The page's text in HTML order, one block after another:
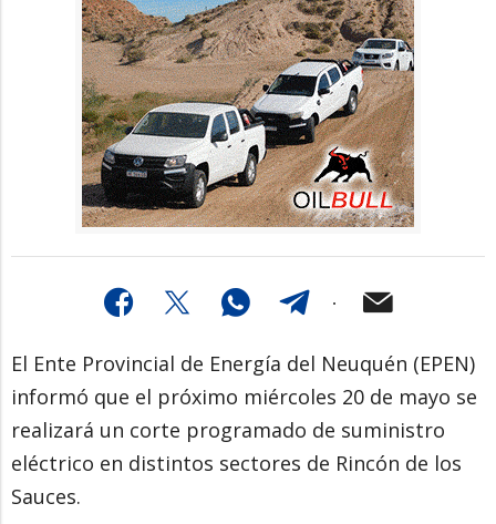
El Ente Provincial de Energía del Neuquén (EPEN)
informó que el próximo miércoles 20 de mayo se
realizará un corte programado de suministro
eléctrico en distintos sectores de Rincón de los
Sauces.